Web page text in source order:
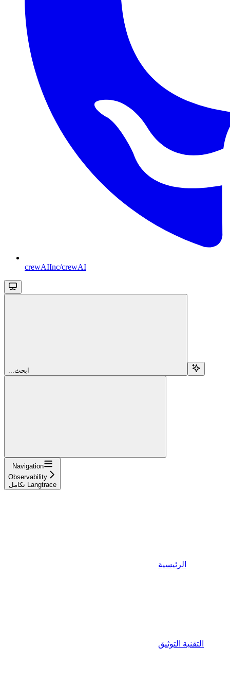
crewAIInc/crewAI
...ابحث
Navigation
Observability
تكامل Langtrace
الرئيسية
التقنية التوثيق